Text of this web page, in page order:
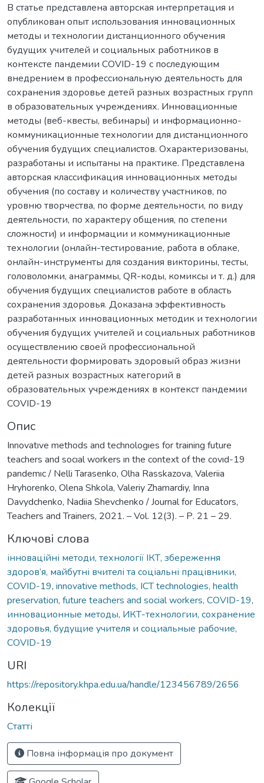
В статье представлена авторская интерпретация и
опубликован опыт использования инновационных
методы и технологии дистанционного обучения
будущих учителей и социальных работников в
контексте пандемии COVID-19 с последующим
внедрением в профессиональную деятельность для
сохранения здоровье детей разных возрастных групп
в образовательных учреждениях. Инновационные
методы (веб-квесты, вебинары) и информационно-
коммуникационные технологии для дистанционного
обучения будущих специалистов. Охарактеризованы,
разработаны и испытаны на практике. Представлена
авторская классификация инновационных методы
обучения (по составу и количеству участников, по
уровню творчества, по форме деятельности, по виду
деятельности, по характеру общения, по степени
сложности) и информации и коммуникационные
технологии (онлайн-тестирование, работа в облаке,
онлайн-инструменты для создания викторины, тесты,
головоломки, анаграммы, QR-коды, комиксы и т. д.) для
обучения будущих специалистов работе в область
сохранения здоровья. Доказана эффективность
разработанных инновационных методик и технологии
обучения будущих учителей и социальных работников
осуществлению своей профессиональной
деятельности формировать здоровый образ жизни
детей разных возрастных категорий в
образовательных учреждениях в контекст пандемии
COVID-19
Опис
Innovatıve methods and technologıes for training future
teachers and socıal workers ın the context of the covıd-19
pandemıc / Nelli Tarasenko, Olha Rasskazova, Valeriia
Hryhorenko, Olena Shkola, Valeriy Zhamardiy, Inna
Davydchenko, Nadiia Shevchenko / Journal for Educators,
Teachers and Trainers, 2021. – Vol. 12(3). – Р. 21 – 29.
Ключові слова
інноваційні методи, технології ІКТ, збереження
здоров’я, майбутні вчителі та соціальні працівники,
COVID-19, innovative methods, ICT technologies, health
preservation, future teachers and social workers, COVID-19,
инновационные методы, ИКТ-технологии, сохранение
здоровья, будущие учителя и социальные рабочие,
COVID-19
URI
https://repository.khpa.edu.ua/handle/123456789/2656
Колекції
Статті
Повна інформація про документ